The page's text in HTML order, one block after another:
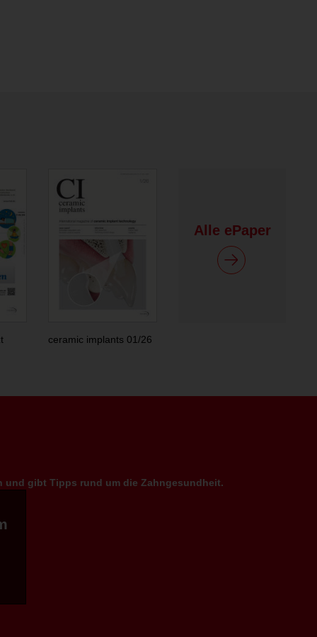
ceramic implants 01/26
Alle ePaper
und gibt Tipps rund um die Zahngesundheit.